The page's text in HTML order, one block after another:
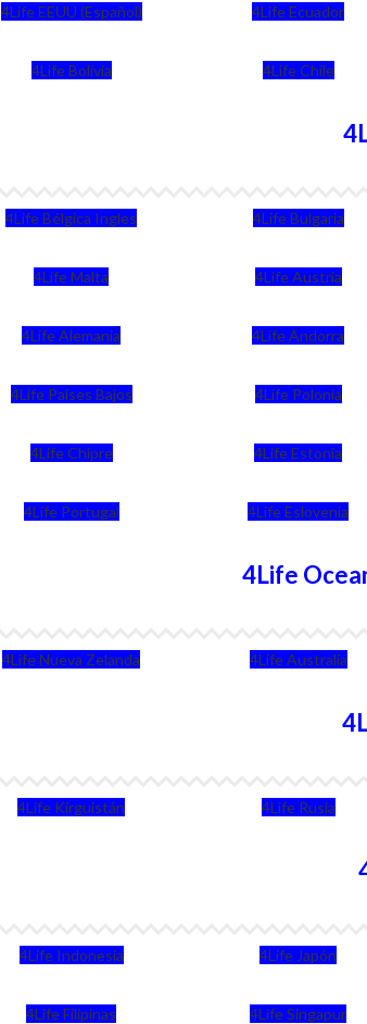
4Life EEUU (Español) 4Life Ecuador
4Life Bolivia 4Life Chile
4Life Bélgica Ingles 4Life Bulgaria
4Life Malta 4Life Austria
4Life Alemania 4Life Andorra
4Life Paises Bajos 4Life Polonia
4Life Chipre 4Life Estonia
4Life Portugal 4Life Eslovenia
4Life
4Life Nueva Zelanda 4Life Australia
4Life Kirguistán 4Life Rusia
4Life Indonesia 4Life Japón
4Life Filipinas 4Life Singapur